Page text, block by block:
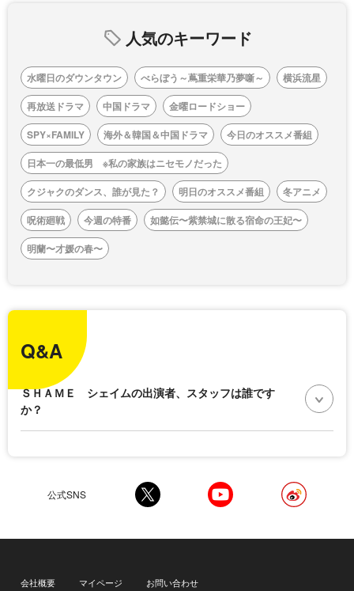
人気のキーワード
水曜日のダウンタウン べらぼう～蔦重栄華乃夢噺～
横浜流星
再放送ドラマ
中国ドラマ
金曜ロードショー
SPY×FAMILY
海外＆韓国＆中国ドラマ
今日のオススメ番組
日本一の最低男 ※私の家族はニセモノだった
クジャクのダンス、誰が見た？
明日のオススメ番組
冬アニメ
呪術廻戦
今週の特番
如懿伝〜紫禁城に散る宿命の王妃〜
明蘭〜才媛の春〜
Q&A
ＳＨＡＭＥ シェイムの出演者、スタッフは誰です
か？
公式SNS
会社概要 マイページ お問い合わせ